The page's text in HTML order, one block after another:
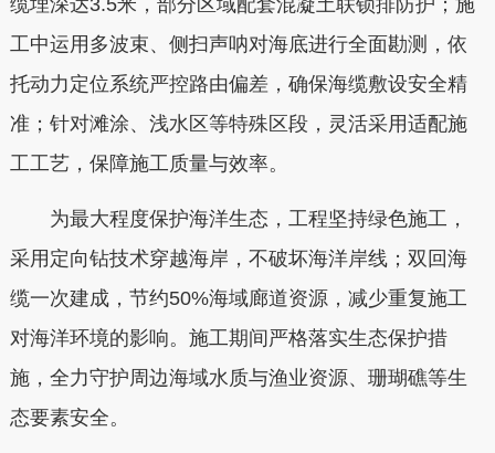
缆埋深达3.5米，部分区域配套混凝土联锁排防护；施
工中运用多波束、侧扫声呐对海底进行全面勘测，依
托动力定位系统严控路由偏差，确保海缆敷设安全精
准；针对滩涂、浅水区等特殊区段，灵活采用适配施
工工艺，保障施工质量与效率。
为最大程度保护海洋生态，工程坚持绿色施工，
采用定向钻技术穿越海岸，不破坏海洋岸线；双回海
缆一次建成，节约50%海域廊道资源，减少重复施工
对海洋环境的影响。施工期间严格落实生态保护措
施，全力守护周边海域水质与渔业资源、珊瑚礁等生
态要素安全。